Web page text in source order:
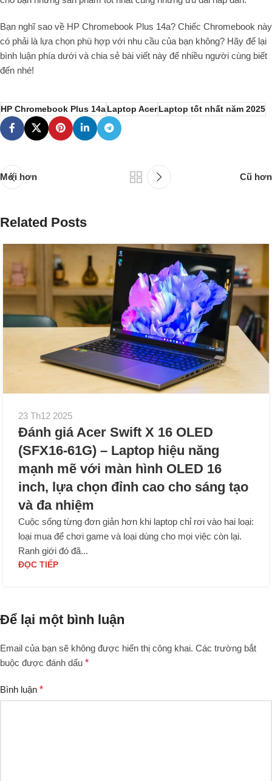
Bạn nghĩ sao về HP Chromebook Plus 14a? Chiếc Chromebook này
có phải là lựa chọn phù hợp với nhu cầu của bạn không? Hãy để lại
bình luận phía dưới và chia sẻ bài viết này để nhiều người cùng biết
đến nhé!
HP Chromebook Plus 14aLaptop AcerLaptop tốt nhất năm 2025
Mới hơn Cũ hơn
Related Posts
23 Th12 2025
Đánh giá Acer Swift X 16 OLED
(SFX16-61G) – Laptop hiệu năng
mạnh mẽ với màn hình OLED 16
inch, lựa chọn đỉnh cao cho sáng tạo
và đa nhiệm
Cuộc sống từng đơn giản hơn khi laptop chỉ rơi vào hai loại:
loại mua để chơi game và loại dùng cho mọi việc còn lại.
Ranh giới đó đã...
ĐỌC TIẾP
Để lại một bình luận
Email của bạn sẽ không được hiển thị công khai. Các trường bắt
buộc được đánh dấu *
Bình luận *